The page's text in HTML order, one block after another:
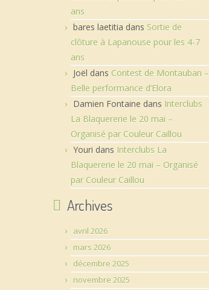
ans
bares laetitia dans Sortie de
clôture à Lapanouse pour les 4-7
ans
Joël dans Contest de Montauban –
Belle performance d’Elora
Damien Fontaine dans Interclubs
La Blaquererie le 20 mai –
Organisé par Couleur Caillou
Youri dans Interclubs La
Blaquererie le 20 mai – Organisé
par Couleur Caillou
Archives
avril 2026
mars 2026
décembre 2025
novembre 2025